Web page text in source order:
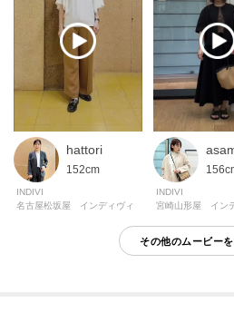
た、パソコン・スマートフォンなどの環境
が異なる場合もございます。
モデル情報：身長170cm B74 W60 H86 着用
hattori
152cm
INDIVI
名古屋松坂屋 インディヴィ
INDIVI
宮崎山形屋 イン
その他のムービー